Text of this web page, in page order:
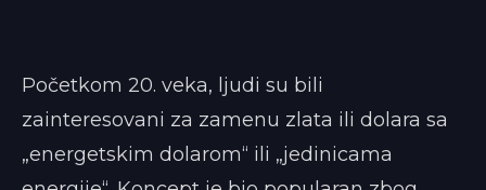
Početkom 20. veka, ljudi su bili
zainteresovani za zamenu zlata ili dolara sa
„energetskim dolarom“ ili „jedinicama